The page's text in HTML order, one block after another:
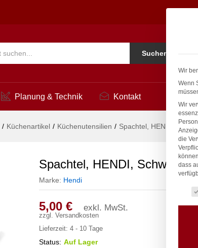
Suchen
Planung & Technik Kontakt
/ Küchenartikel / Küchenutensilien / Spachtel, HENDI,
Spachtel, HENDI, Schwarz,
Marke: Hendi
5,00 € exkl. MwSt.
zzgl. Versandkosten
Lieferzeit: 4 - 10 Tage
Status: Auf Lager
Wir
Wenn
Wir
die
dass
Es